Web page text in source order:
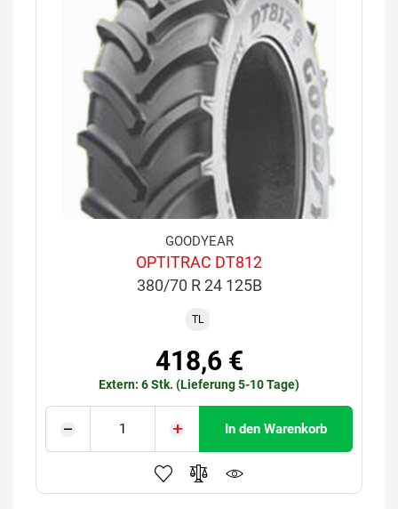
GOODYEAR
OPTITRAC DT812
380/70 R 24 125B
TL
418,6 €
Extern: 6 Stk. (Lieferung 5-10 Tage)
In den Warenkorb